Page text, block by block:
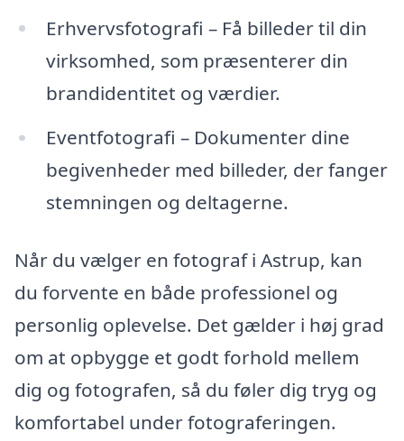
Erhvervsfotografi – Få billeder til din
virksomhed, som præsenterer din
brandidentitet og værdier.
Eventfotografi – Dokumenter dine
begivenheder med billeder, der fanger
stemningen og deltagerne.
Når du vælger en fotograf i Astrup, kan
du forvente en både professionel og
personlig oplevelse. Det gælder i høj grad
om at opbygge et godt forhold mellem
dig og fotografen, så du føler dig tryg og
komfortabel under fotograferingen.